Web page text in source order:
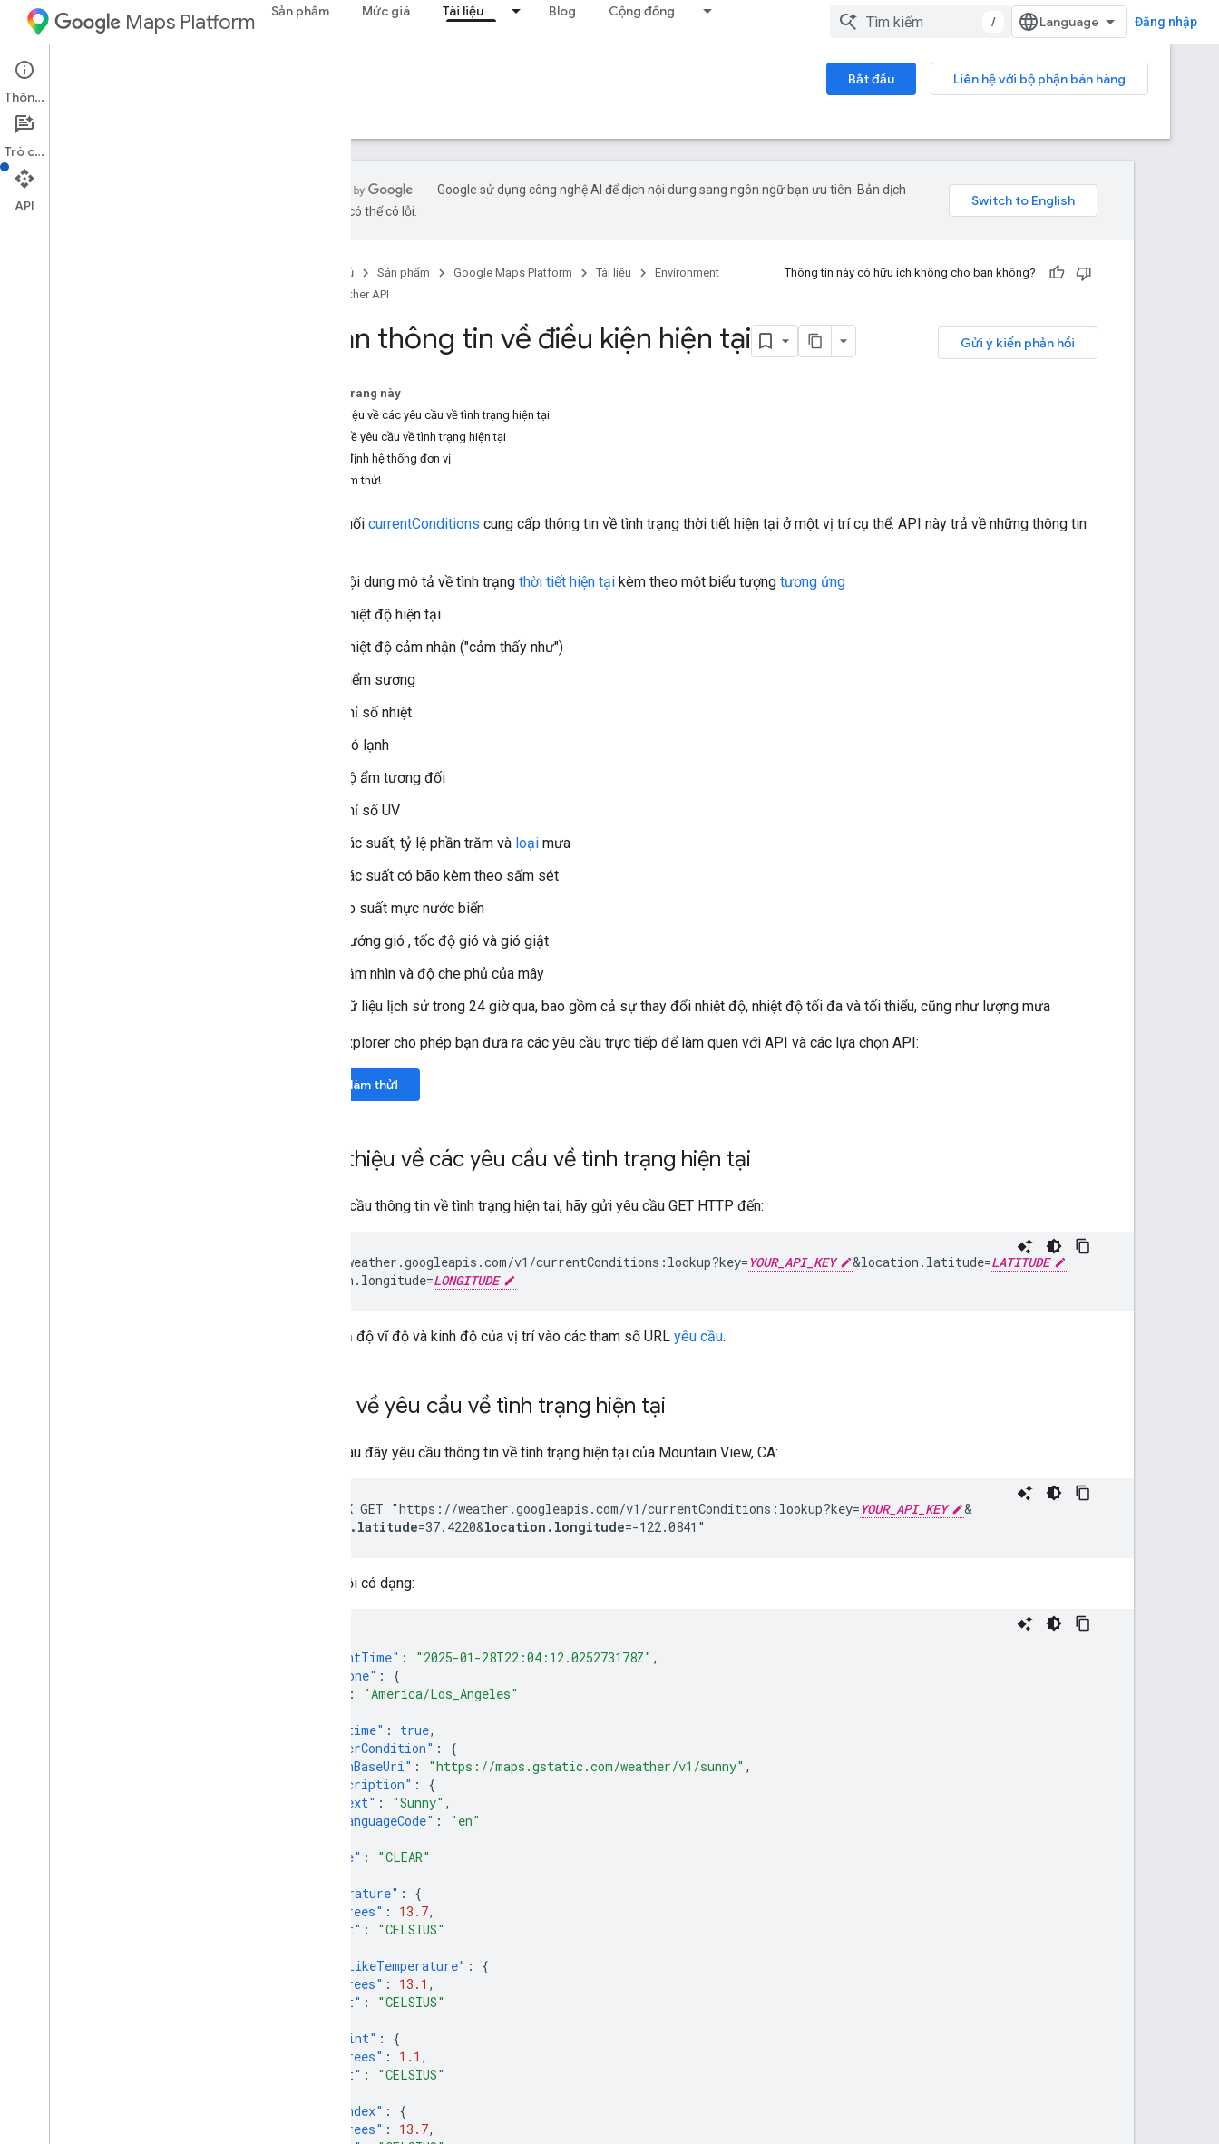
Maps Platform Sản phẩm Mức giá Tài liệu Blog Cộng đồng
/ Đăng nhập
Environment Bắt đầu
Liên hệ với bộ phận bán hàng
Hướng dẫn
Google sử dụng công nghệ AI để dịch nội dung sang ngôn ngữ bạn ưu tiên. Bản dịch
bằng AI có thể có lỗi.
Trang chủ Sản phẩm Google Maps Platform Tài liệu
Environment
Weather API
Thông tin này có hữu ích không cho bạn không?
Gửi ý kiến phản hồi
Nhận thông tin về điều kiện hiện tại
Trên trang này
Giới thiệu về các yêu cầu về tình trạng hiện tại
Ví dụ về yêu cầu về tình trạng hiện tại
Chỉ định hệ thống đơn vị
Hãy làm thử!
Điểm cuối currentConditions cung cấp thông tin về tình trạng thời tiết hiện tại ở một vị trí cụ thể. API này trả về những thông tin
Nội dung mô tả về tình trạng thời tiết hiện tại kèm theo một biểu tượng tương ứng
Nhiệt độ hiện tại
Nhiệt độ cảm nhận ("cảm thấy như")
Điểm sương
Chỉ số nhiệt
Gió lạnh
Độ ẩm tương đối
Chỉ số UV
Xác suất, tỷ lệ phần trăm và loại mưa
Xác suất có bão kèm theo sấm sét
Áp suất mực nước biển
Hướng gió , tốc độ gió và gió giật
Tầm nhìn và độ che phủ của mây
Dữ liệu lịch sử trong 24 giờ qua, bao gồm cả sự thay đổi nhiệt độ, nhiệt độ tối đa và tối thiểu, cũng như lượng mưa
APIs Explorer cho phép bạn đưa ra các yêu cầu trực tiếp để làm quen với API và các lựa chọn API:
Hãy làm thử!
Giới thiệu về các yêu cầu về tình trạng hiện tại
Để yêu cầu thông tin về tình trạng hiện tại, hãy gửi yêu cầu GET HTTP đến:
https://weather.googleapis.com/v1/currentConditions:lookup?key= YOUR_API_KEY &location.latitude=LATITUDE
location.longitude=LONGITUDE
Đưa toạ độ vĩ độ và kinh độ của vị trí vào các tham số URL yêu cầu.
Ví dụ về yêu cầu về tình trạng hiện tại
Ví dụ sau đây yêu cầu thông tin về tình trạng hiện tại của Mountain View, CA:
curl -X GET "https://weather.googleapis.com/v1/currentConditions:lookup?key= YOUR_API_KEY
&
location.latitude=37.4220&location.longitude
Phản hồi có dạng:
"currentTime" : "2025-01-28T22:04:12.025273178Z" ,
"timeZone" :
{
:
"America/Los_Angeles"
"isDaytime" : true,
"weatherCondition" :
{
"iconBaseUri" : "https://maps.gstatic.com/weather/v1/sunny" ,
"description" :
{
"text" : "Sunny" ,
"languageCode" :
"en"
"type" :
"CLEAR"
"temperature" :
{
"degrees" : 13.7,
"unit" :
"CELSIUS"
"feelsLikeTemperature" :
{
"degrees" : 13.1 ,
"unit" :
"CELSIUS"
"dewPoint" :
{
"degrees" : 1.1 ,
"unit" :
"CELSIUS"
"heatIndex" :
{
"degrees" : 13.7,
Thông tin
Trò chuyện
API